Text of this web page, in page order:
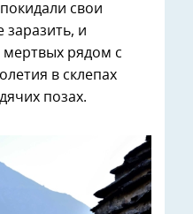
свои
заразить, и
мертвых рядом с
в склепах
позах.